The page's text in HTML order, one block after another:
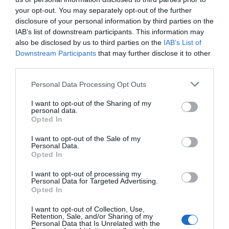
your opt-out. You may separately opt-out of the further
disclosure of your personal information by third parties on the
IAB’s list of downstream participants. This information may
also be disclosed by us to third parties on the IAB’s List of
Downstream Participants that may further disclose it to other
Personal Data Processing Opt Outs
I want to opt-out of the Sharing of my
personal data.
Opted In
I want to opt-out of the Sale of my
Personal Data.
Opted In
I want to opt-out of processing my
Personal Data for Targeted Advertising.
Opted In
I want to opt-out of Collection, Use,
Retention, Sale, and/or Sharing of my
Personal Data that Is Unrelated with the
Unidos mientras reparte lecciones desde la
comodidad de siempre
EVA MALDONADO
momento de “chulear” a Estados Unidos. Lo dice así,
sin matices, con esa mezcla de suficiencia y
paternalismo que tanto le gusta. Y uno no sabe si